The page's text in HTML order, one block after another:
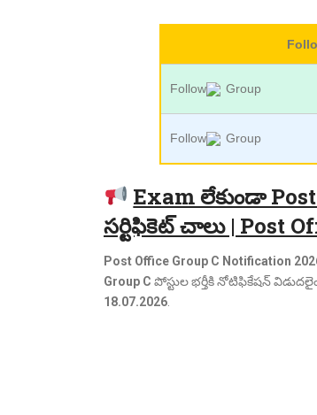
Follow Group
Follow Group
Exam లేకుండా
సర్టిఫికెట్ చాలు | Post
Post Office Group C Notification
Group C పోస్టుల భర్తీకి నోటిఫికేషన్
18.07.2026